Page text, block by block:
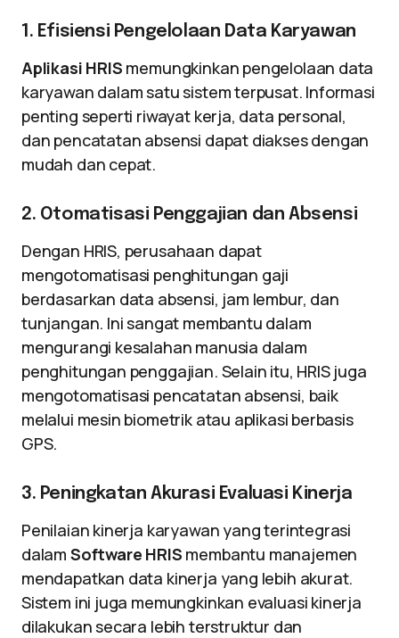
1. Efisiensi Pengelolaan Data Karyawan
Aplikasi HRIS memungkinkan pengelolaan data
karyawan dalam satu sistem terpusat. Informasi
penting seperti riwayat kerja, data personal,
dan pencatatan absensi dapat diakses dengan
mudah dan cepat.
2. Otomatisasi Penggajian dan Absensi
Dengan HRIS, perusahaan dapat
mengotomatisasi penghitungan gaji
berdasarkan data absensi, jam lembur, dan
tunjangan. Ini sangat membantu dalam
mengurangi kesalahan manusia dalam
penghitungan penggajian. Selain itu, HRIS juga
mengotomatisasi pencatatan absensi, baik
melalui mesin biometrik atau aplikasi berbasis
GPS.
3. Peningkatan Akurasi Evaluasi Kinerja
Penilaian kinerja karyawan yang terintegrasi
dalam Software HRIS membantu manajemen
mendapatkan data kinerja yang lebih akurat.
Sistem ini juga memungkinkan evaluasi kinerja
dilakukan secara lebih terstruktur dan